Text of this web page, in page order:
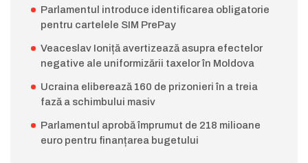
Parlamentul introduce identificarea obligatorie
pentru cartelele SIM PrePay
Veaceslav Ioniță avertizează asupra efectelor
negative ale uniformizării taxelor în Moldova
Ucraina eliberează 160 de prizonieri în a treia
fază a schimbului masiv
Parlamentul aprobă împrumut de 218 milioane
euro pentru finanțarea bugetului